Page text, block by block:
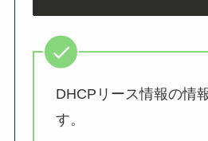
DHCPリース情報の情
す。